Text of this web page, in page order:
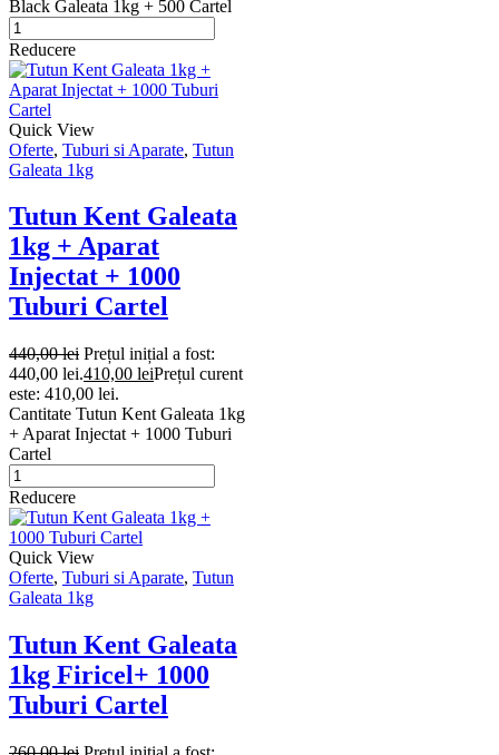
Black Galeata 1kg + 500 Cartel
Reducere
Quick View
Oferte, Tuburi si Aparate, Tutun
Galeata 1kg
Tutun Kent Galeata
1kg + Aparat
Injectat + 1000
Tuburi Cartel
440,00lei Prețul inițial a fost:
440,00 lei.410,00 leiPrețul curent
este: 410,00 lei.
Cantitate Tutun Kent Galeata 1kg
+ Aparat Injectat + 1000 Tuburi
Cartel
Reducere
Quick View
Oferte, Tuburi si Aparate, Tutun
Galeata 1kg
Tutun Kent Galeata
1kg Firicel+ 1000
Tuburi Cartel